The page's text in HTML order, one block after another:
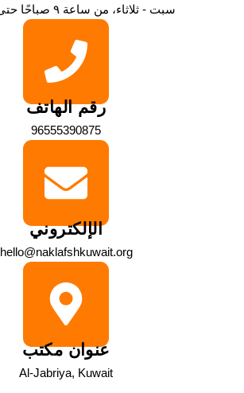
سبت - ثلاثاء، من ساعة ٩ صباحًا حتى ٦ مساءً
رقم الهاتف
96555390875
الإلكتروني
hello@naklafshkuwait.org
عنوان مكتب
Al-Jabriya, Kuwait